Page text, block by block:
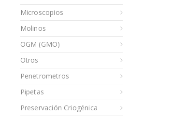
Microscopios
Molinos
OGM (GMO)
Otros
Penetrometros
Pipetas
Preservación Criogénica